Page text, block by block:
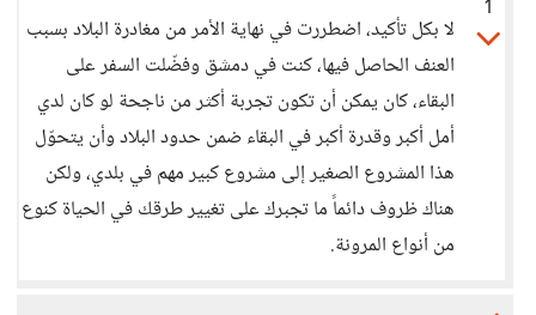
1
لا بكل تأكيد، اضطررت في نهاية الأمر من مغادرة البلاد بسبب
العنف الحاصل فيها، كنت في دمشق وفضّلت السفر على
البقاء، كان يمكن أن تكون تجربة أكثر من ناجحة لو كان لدي
أمل أكبر وقدرة أكبر في البقاء ضمن حدود البلاد وأن يتحوّل
هذا المشروع الصغير إلى مشروع كبير مهم في بلدي، ولكن
هناك ظروف دائماً ما تجبرك على تغيير طرقك في الحياة كنوع
من أنواع المرونة.